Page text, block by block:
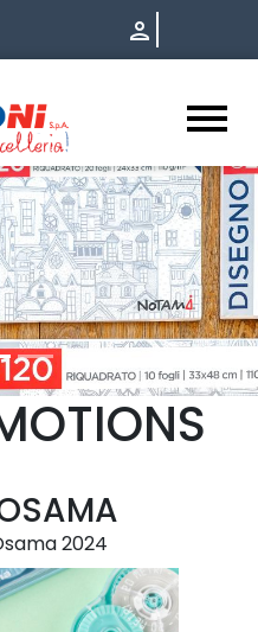
cosa sono
2024